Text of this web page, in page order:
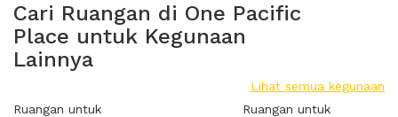
Cari Ruangan di One Pacific
Place untuk Kegunaan
Lainnya
Lihat semua kegunaan
Ruangan untuk
Ruangan untuk